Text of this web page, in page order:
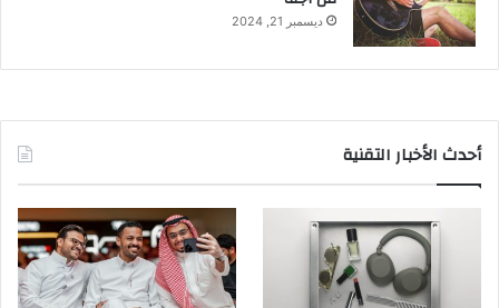
ديسمبر 21, 2024
أحدث الأخبار التقنية